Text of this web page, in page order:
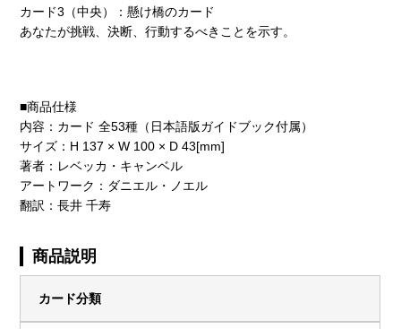
カード3（中央）：懸け橋のカード
あなたが挑戦、決断、行動するべきことを示す。
■商品仕様
内容：カード 全53種（日本語版ガイドブック付属）
サイズ：H 137 × W 100 × D 43[mm]
著者：レベッカ・キャンベル
アートワーク：ダニエル・ノエル
翻訳：長井 千寿
商品説明
カード分類